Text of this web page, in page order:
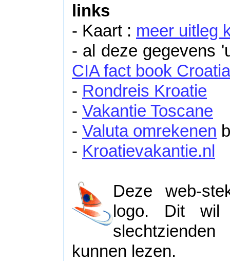
links
- Kaart : meer uitleg
- al deze gegevens
CIA fact book Croatia
- Rondreis Kroatie
- Vakantie Toscane
- Valuta omrekenen
- Kroatievakantie.nl
Deze web-
logo. Dit wil
kunnen lezen.